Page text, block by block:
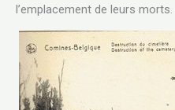
l’emplacement de leurs morts.